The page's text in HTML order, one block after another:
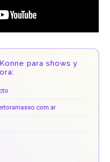
para shows y